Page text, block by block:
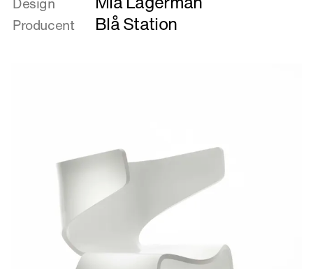
Hippo
Producent Blå Station